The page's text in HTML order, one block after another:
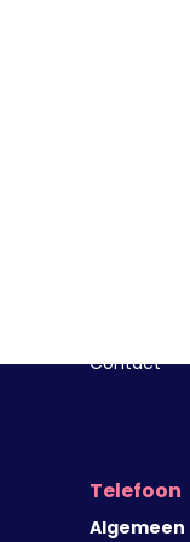
Contact
Telefoon
Algemeen